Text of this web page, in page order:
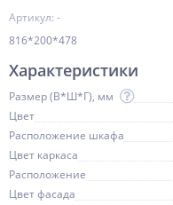
Артикул: -
816*200*478
Характеристики
Размер (В*Ш*Г), мм
Цвет
Расположение шкафа
Цвет каркаса
Расположение
Цвет фасада